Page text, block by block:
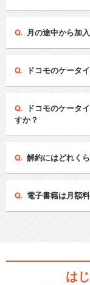
月の途中から加
ドコモのケータ
ドコモのケータ
すか？
解約にはどれく
電子書籍は月額
は